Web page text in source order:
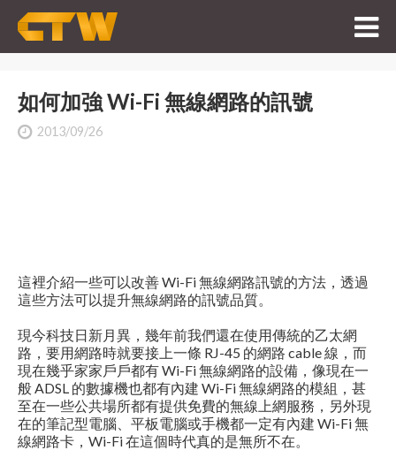
如何加強 Wi-Fi 無線網路的訊號
2013/09/26
這裡介紹一些可以改善 Wi-Fi 無線網路訊號的方法，透過
這些方法可以提升無線網路的訊號品質。
現今科技日新月異，幾年前我們還在使用傳統的乙太網
路，要用網路時就要接上一條 RJ-45 的網路 cable 線，而
現在幾乎家家戶戶都有 Wi-Fi 無線網路的設備，像現在一
般 ADSL 的數據機也都有內建 Wi-Fi 無線網路的模組，甚
至在一些公共場所都有提供免費的無線上網服務，另外現
在的筆記型電腦、平板電腦或手機都一定有內建 Wi-Fi 無
線網路卡，Wi-Fi 在這個時代真的是無所不在。